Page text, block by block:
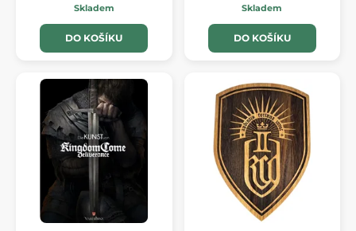
Skladem
DO KOŠÍKU
Skladem
DO KOŠÍKU